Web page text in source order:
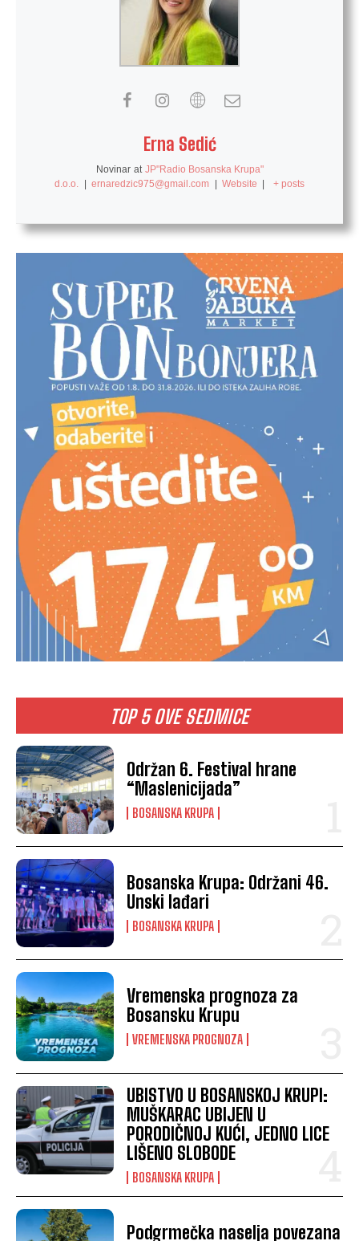
TOP 5 OVE SEDMICE
Održan 6. Festival hrane
“Maslenicijada”
BOSANSKA KRUPA
Bosanska Krupa: Održani 46.
Unski lađari
BOSANSKA KRUPA
Vremenska prognoza za
Bosansku Krupu
VREMENSKA PROGNOZA
UBISTVO U BOSANSKOJ KRUPI:
MUŠKARAC UBIJEN U
PORODIČNOJ KUĆI, JEDNO LICE
LIŠENO SLOBODE
BOSANSKA KRUPA
Podgrmečka naselja povezana
Erna Sedić
Novinar at JP"Radio Bosanska Krupa"
d.o.o.
| ernaredzic975@gmail.com | Website | + posts